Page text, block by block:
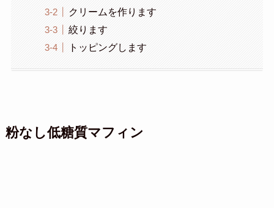
クリームを作ります
絞ります
トッピングします
粉なし低糖質マフィン